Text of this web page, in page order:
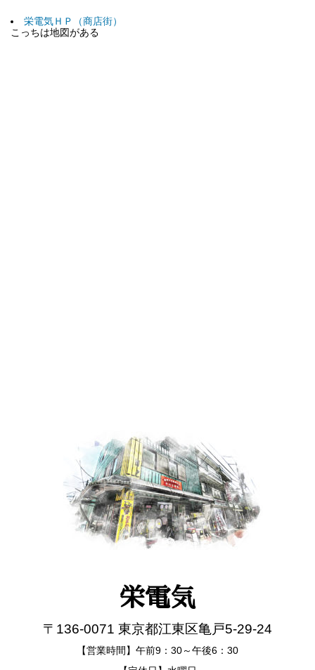
栄電気ＨＰ（商店街）
こっちは地図がある
栄電気
〒136-0071 東京都江東区亀戸5-29-24
【営業時間】午前9：30～午後6：30